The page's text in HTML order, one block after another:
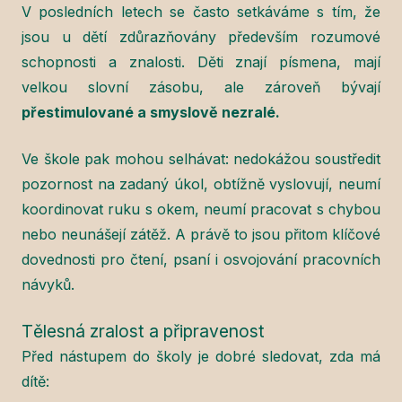
V posledních letech se často setkáváme s tím, že
jsou u dětí zdůrazňovány především rozumové
schopnosti a znalosti. Děti znají písmena, mají
velkou slovní zásobu, ale zároveň bývají
přestimulované a smyslově nezralé.
Ve škole pak mohou selhávat: nedokážou soustředit
pozornost na zadaný úkol, obtížně vyslovují, neumí
koordinovat ruku s okem, neumí pracovat s chybou
nebo neunášejí zátěž. A právě to jsou přitom klíčové
dovednosti pro čtení, psaní i osvojování pracovních
návyků.
Tělesná zralost a připravenost
Před nástupem do školy je dobré sledovat, zda má
dítě: